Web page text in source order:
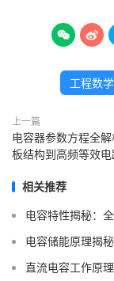
 
工程数学
上一篇
电容器参数方程全
板结构到高频等效电
相关推荐
电容特性揭秘：
电容储能原理揭
直流电容工作原